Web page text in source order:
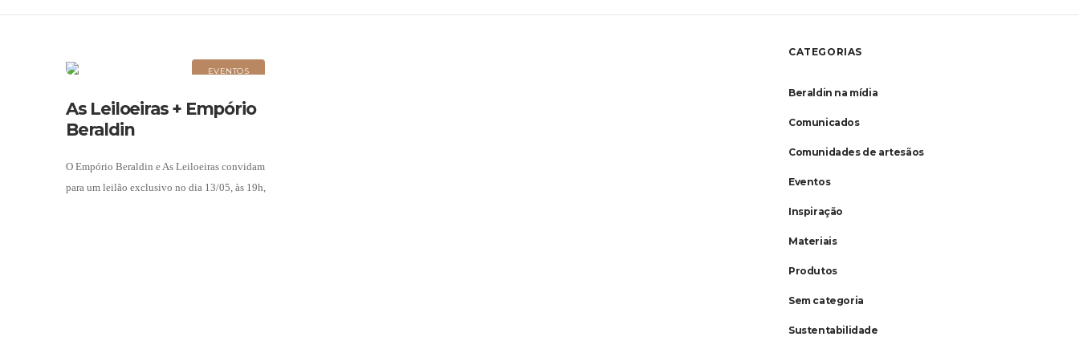
EVENTOS
As Leiloeiras + Empório
Beraldin
O Empório Beraldin e As Leiloeiras convidam
para um leilão exclusivo no dia 13/05, às 19h,
CATEGORIAS
Beraldin na mídia
Comunicados
Comunidades de artesãos
Eventos
Inspiração
Materiais
Produtos
Sem categoria
Sustentabilidade